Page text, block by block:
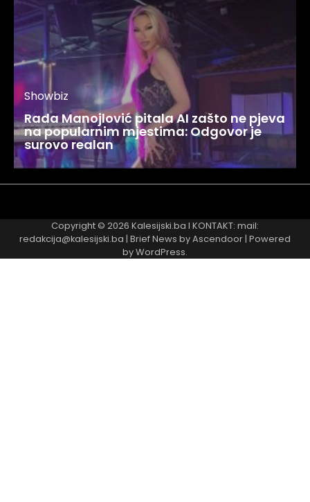
Showbiz
Rada Manojlović pitala AI zašto ne pjeva
na popularnim mjestima: Odgovor je
surovo realan
Copyright © 2026 Kalesijski.ba I KONTAKT: mail:
redakcija@kalesijski.ba | Brief News byAscendoor| Powered
byWordPress.